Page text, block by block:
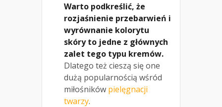
Warto podkreślić, że
rozjaśnienie przebarwień i
wyrównanie kolorytu
skóry to jedne z głównych
zalet tego typu kremów.
Dlatego też cieszą się one
dużą popularnością wśród
miłośników pielęgnacji
twarzy.